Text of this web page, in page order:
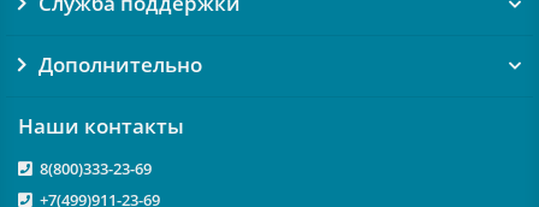
Дополнительно
Наши контакты
8(800)333-23-69
+7(499)911-23-69